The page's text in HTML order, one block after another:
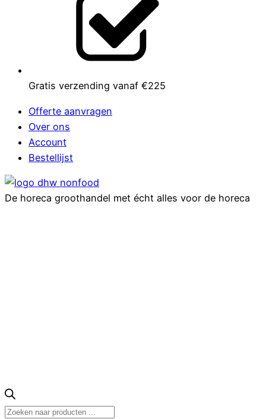
Gratis verzending vanaf €225
Offerte aanvragen
Over ons
Account
Bestellijst
De horeca groothandel met écht alles voor de horeca
Producten